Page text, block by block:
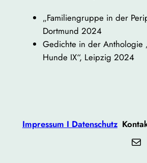
„Familiengruppe in der
Dortmund 2024
Gedichte in der Anthologie
Hunde IX“, Leipzig 2024
Impressum I Datenschutz
Mail